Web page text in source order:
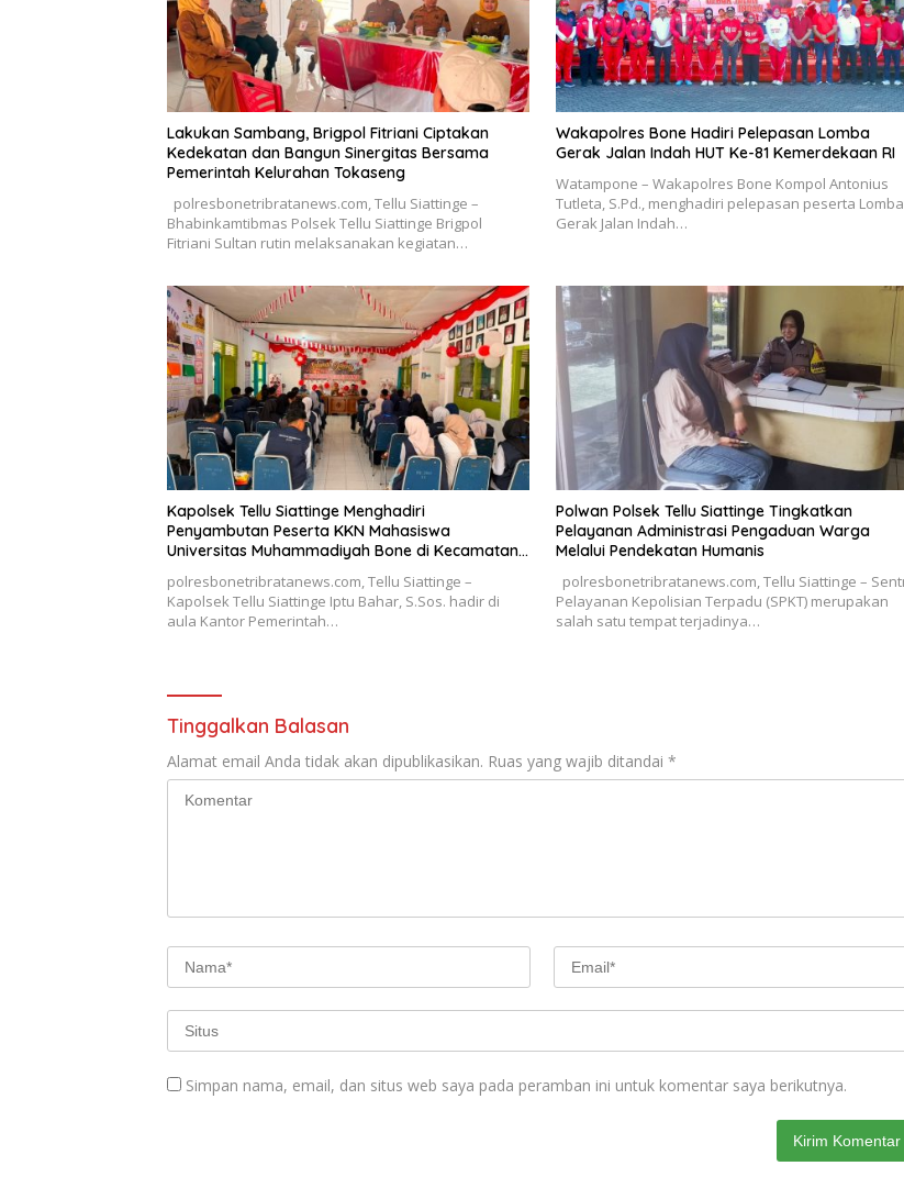
Lakukan Sambang, Brigpol Fitriani Ciptakan
Kedekatan dan Bangun Sinergitas Bersama
Pemerintah Kelurahan Tokaseng
polresbonetribratanews.com, Tellu Siattinge –
Bhabinkamtibmas Polsek Tellu Siattinge Brigpol
Fitriani Sultan rutin melaksanakan kegiatan…
Wakapolres Bone Hadiri Pelepasan Lomba
Gerak Jalan Indah HUT Ke-81 Kemerdekaan RI
Watampone – Wakapolres Bone Kompol Antonius
Tutleta, S.Pd., menghadiri pelepasan peserta Lomba
Gerak Jalan Indah…
Kapolsek Tellu Siattinge Menghadiri
Penyambutan Peserta KKN Mahasiswa
Universitas Muhammadiyah Bone di Kecamatan
polresbonetribratanews.com, Tellu Siattinge –
Kapolsek Tellu Siattinge Iptu Bahar, S.Sos. hadir di
aula Kantor Pemerintah…
Polwan Polsek Tellu Siattinge Tingkatkan
Pelayanan Administrasi Pengaduan Warga
Melalui Pendekatan Humanis
polresbonetribratanews.com, Tellu Siattinge –
Pelayanan Kepolisian Terpadu (SPKT) merupakan
salah satu tempat terjadinya…
Tinggalkan Balasan
Alamat email Anda tidak akan dipublikasikan. Ruas yang wajib ditandai *
Simpan nama, email, dan situs web saya pada peramban ini untuk komentar saya berikutnya.